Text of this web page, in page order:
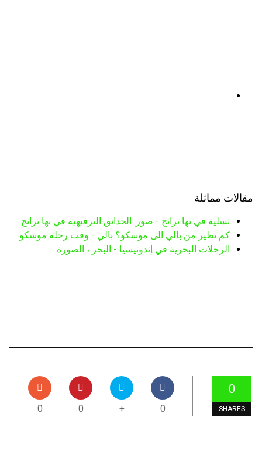
مقالات مماثلة
تسلية في نها ترانج - صور. الحدائق الترفيهية في نها ترانج.
كم تطير من بالي الى موسكو؟ بالي - وقت رحلة موسكو
الرحلات البحرية في إندونيسيا - البحر ، الصورة
0
SHARES
0
+
0
0